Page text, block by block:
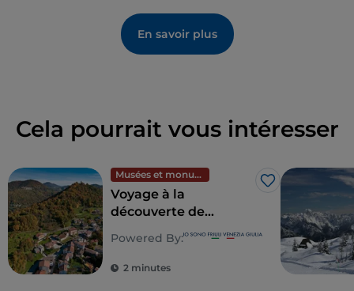
En savoir plus
Cela pourrait vous intéresser
Musées et monuments
J’aime
Voyage à la
découverte de
Cividale del Friuli et
des vallées du
Natisone
Powered By:
2 minutes